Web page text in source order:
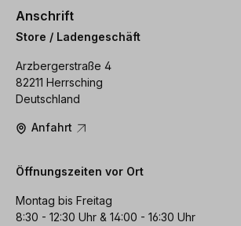
Anschrift
Store / Ladengeschäft
Arzbergerstraße 4
82211 Herrsching
Deutschland
Anfahrt
Öffnungszeiten vor Ort
Montag bis Freitag
8:30 - 12:30 Uhr & 14:00 - 16:30 Uhr